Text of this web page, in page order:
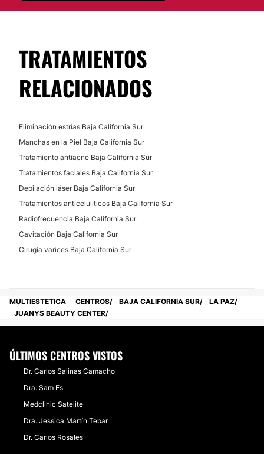
No
TRATAMIENTOS
RELACIONADOS
Eliminación estrías Baja California Sur
Manchas en la Piel Baja California Sur
Tratamiento antiacné Baja California Sur
Tratamientos faciales Baja California Sur
Depilación láser Baja California Sur
Tratamientos anticelulíticos Baja California Sur
Radiofrecuencia Baja California Sur
Cavitación Baja California Sur
Cirugía varices Baja California Sur
MULTIESTETICA CENTROS BAJA CALIFORNIA SUR
LA PAZ
JUANYS BEAUTY CENTER
ÚLTIMOS CENTROS VISTOS
Dr. Carlos Salinas Camacho
Dra. Sam Es
Medclinic Satelite
Dra. Jessica Martín Tebar
Dr. Carlos Rosales